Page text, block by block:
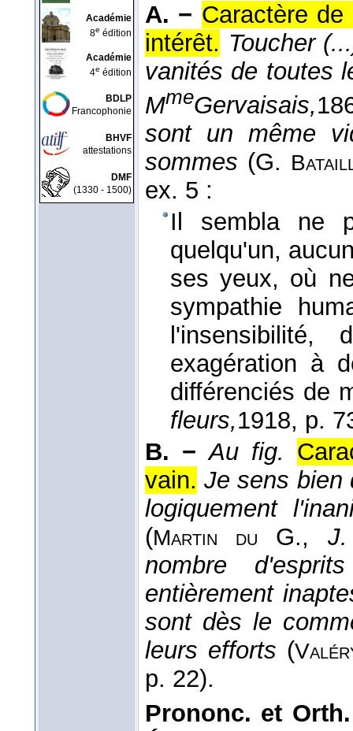
Académie
8e édition
Académie
4e édition
BDLP
Francophonie
BHVF
attestations
DMF
(1330 - 1500)
A. − Caractère
intérêt. Toucher
vanités de toutes
MmeGervaisais,
sont un même
sommes (G.
ex. 5 :
Il sembla ne
quelqu'un,
ses yeux, où
sympathie
l'insensibilité,
exagération à
différenciés de
fleurs,1918, p.
B. − Au fig.
vain. Je sens bien
logiquement
(Martin du G.,
nombre
entièrement
sont dès le
leurs efforts (
p. 22).
Prononc. et